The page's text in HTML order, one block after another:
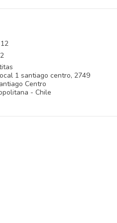
1 santiago centro, 2749
Centro
- Chile